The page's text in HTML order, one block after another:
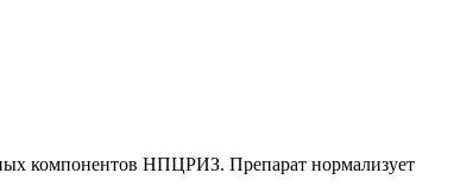
компонентов НПЦРИЗ. Препарат нормализует